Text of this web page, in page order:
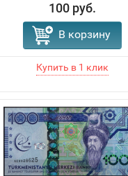
100 руб.
В корзину